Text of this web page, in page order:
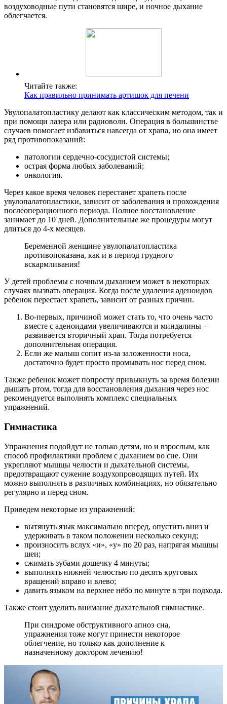
воздуховодные пути становятся шире, и ночное дыхание
облегчается.
Читайте также:
Как правильно принимать артишок для печени
Увулопалатопластику делают как классическим методом, так и
при помощи лазера или радиоволн. Операция в большинстве
случаев помогает избавиться навсегда от храпа, но она имеет
ряд противопоказаний:
патологии сердечно-сосудистой системы;
острая форма любых заболеваний;
онкология.
Через какое время человек перестанет храпеть после
увулопалатопластики, зависит от заболевания и прохождения
послеоперационного периода. Полное восстановление
занимает до 10 дней. Дополнительные же процедуры могут
длиться до 4-х месяцев.
Беременной женщине увулопалатопластика
противопоказана, как и в период грудного
вскармливания!
У детей проблемы с ночным дыханием может в некоторых
случаях вызвать операция. Когда после удаления аденоидов
ребенок перестает храпеть, зависит от разных причин.
Во-первых, причиной может стать то, что очень часто
вместе с аденоидами увеличиваются и миндалины –
развивается вторичный храп. Тогда потребуется
дополнительная операция.
Если же малыш сопит из-за заложенности носа,
достаточно будет просто промывать нос перед сном.
Также ребенок может попросту привыкнуть за время болезни
дышать ртом, тогда для восстановления дыхания через нос
рекомендуется выполнять комплекс специальных
упражнений.
Гимнастика
Упражнения подойдут не только детям, но и взрослым, как
способ профилактики проблем с дыханием во сне. Они
укрепляют мышцы челюсти и дыхательной системы,
предотвращают сужение воздухопроводящих путей. Их
можно выполнять в различных комбинациях, но обязательно
регулярно и перед сном.
Приведем некоторые из упражнений:
вытянуть язык максимально вперед, опустить вниз и
удерживать в таком положении несколько секунд;
произносить вслух «и», «у» по 20 раз, напрягая мышцы
шеи;
сжимать зубами дощечку 4 минуты;
выполнять нижней челюстью по десять круговых
вращений вправо и влево;
давить языком на верхнее нёбо по минуте в три подхода.
Также стоит уделить внимание дыхательной гимнастике.
При синдроме обструктивного апноэ сна,
упражнения тоже могут принести некоторое
облегчение, но только как дополнение к
назначенному доктором лечению!